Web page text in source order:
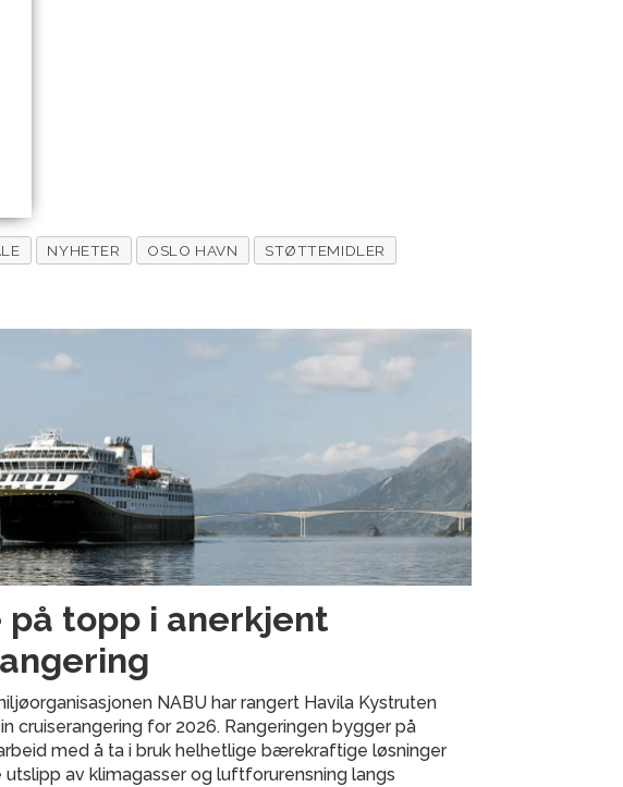
NYHETER OSLO HAVN STØTTEMIDLER
på topp i anerkjent
NABU har rangert Havila Kystruten
cruiserangering for 2026. Rangeringen bygger på
med å ta i bruk helhetlige bærekraftige løsninger
utslipp av klimagasser og luftforurensning langs